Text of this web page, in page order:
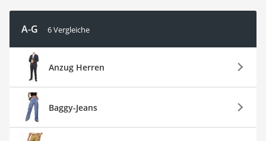
A-G 6 Vergleiche
Anzug Herren
Baggy-Jeans